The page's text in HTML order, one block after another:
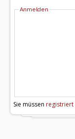
Anmelden
Sie müssen registriert